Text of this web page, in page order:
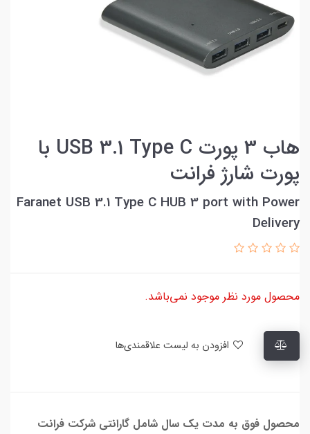
هاب 3 پورت USB 3.1 Type C با
پورت شارژ فرانت
Faranet USB 3.1 Type C HUB 3 port with Power
Delivery
محصول مورد نظر موجود نمی‌باشد.
محصول فوق به مدت یک سال شامل گارانتی شرکت فرانت